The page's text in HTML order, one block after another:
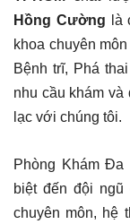
Hồng Cường là
khoa chuyên
Bệnh trĩ, Phá
nhu cầu khám
lạc với chúng tôi.
Phòng Khám
biệt đến đội
chuyên môn, hệ